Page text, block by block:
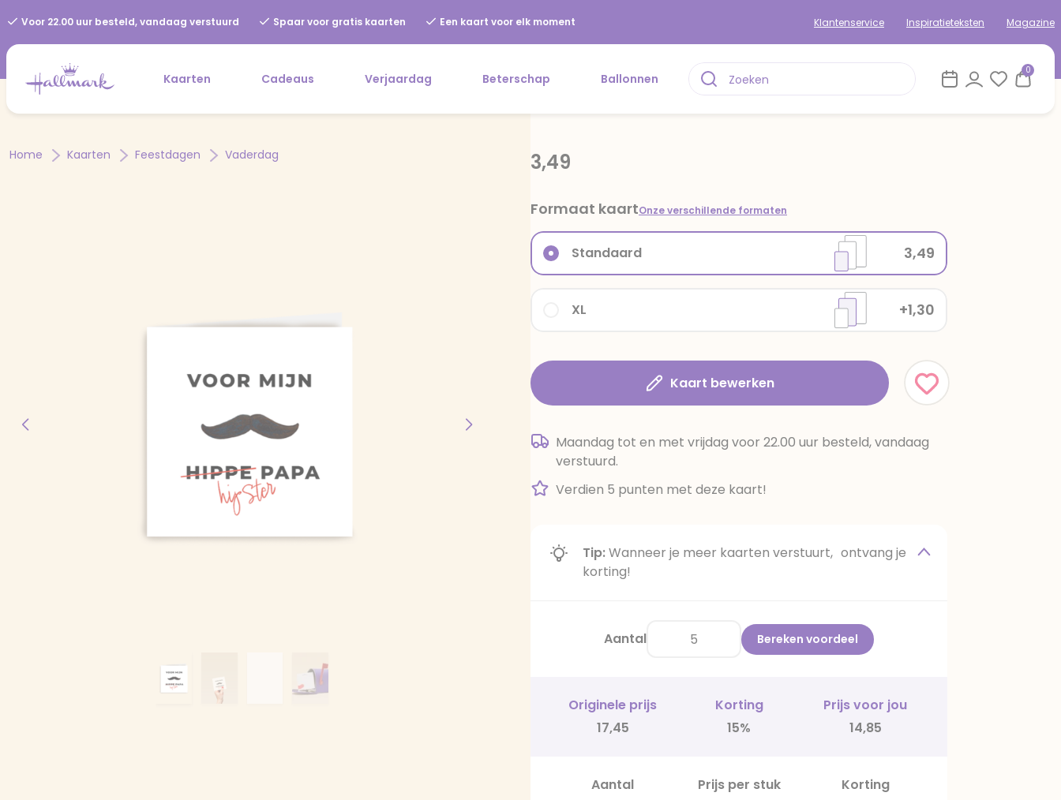
Voor 22.00 uur besteld, vandaag verstuurd Spaar voor gratis kaarten Een kaart voor elk moment Klantenservice Inspiratieteksten Magazine
Kaarten Cadeaus Verjaardag Beterschap Ballonnen
0
Home Kaarten Feestdagen Vaderdag 3,49
Formaat kaartOnze verschillende formaten
XL +1,30
Standaard 3,49
Kaart bewerken
Maandag tot en met vrijdag voor 22.00 uur besteld, vandaag
verstuurd.
Verdien 5 punten met deze kaart!
Tip:Wanneer je meer kaarten verstuurt, ontvang je
korting!
Aantal Bereken voordeel
Originele prijs Korting
Prijs voor jou
17,45
15% 14,85
Aantal Prijs per stuk
Korting